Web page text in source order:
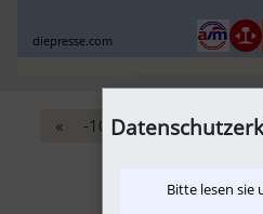
diepresse.com
« -10 ‹ 762 763 764
Bitte lesen sie